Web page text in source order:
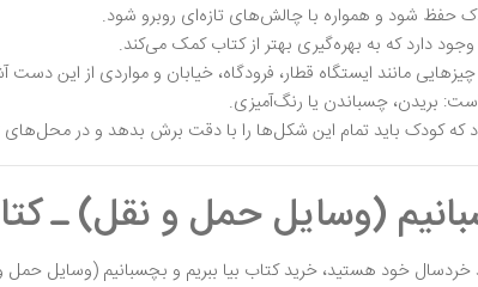
حفظ شود و همواره با چالش‌های تازه‌ای روبرو شود.
دارد که به بهره‌گیری بهتر از کتاب کمک می‌کند.
مانند ایستگاه قطار، فرودگاه، خیابان و مواردی از این دست
بریدن، چسباندن یا رنگ‌آمیزی.
کودک باید تمام این شکل‌ها را با دقت برش بدهد و در محل‌های
(وسایل حمل و نقل) ـ
خردسال خود هستید، خرید کتاب بیا ببریم و بچسبانیم (وسایل